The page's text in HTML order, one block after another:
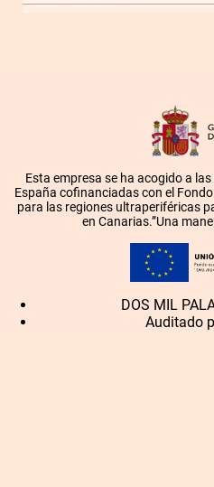
Esta empresa se ha acogido a
España cofinanciadas con el
para las regiones ultraperiféricas
en Canarias.”Una
DOS MIL
Auditado